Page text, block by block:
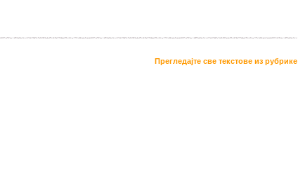
Прегледајте све текстове из рубрике